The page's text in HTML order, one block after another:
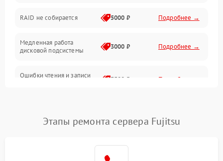
Контроллеры и интерфейсы
Виртуализация и сервисы
Программные сбои
RAID не собирается 5000 ₽ Подробнее →
Медленная работа
дисковой подсистемы
3000 ₽ Подробнее →
Ошибки чтения и записи
3500 ₽ Подробнее →
Этапы ремонта сервера Fujitsu